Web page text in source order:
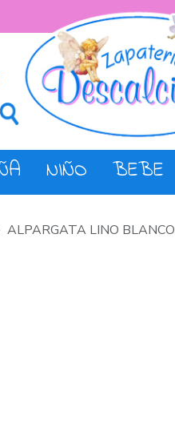
NIÑO BEBE
ALPARGATA LINO BLANCO